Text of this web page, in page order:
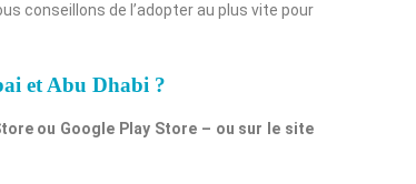
conseillons de l’adopter au plus vite pour
et Abu Dhabi ?
ou Google Play Store – ou sur
le site